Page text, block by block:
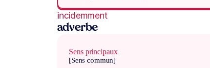
incidemment
adverbe
Sens principaux
[Sens commun]